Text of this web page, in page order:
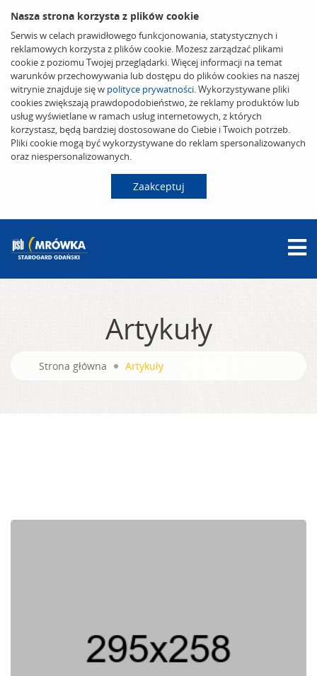
Nasza strona korzysta z plików cookie
Serwis w celach prawidłowego funkcjonowania, statystycznych i
reklamowych korzysta z plików cookie. Możesz zarządzać plikami
cookie z poziomu Twojej przeglądarki. Więcej informacji na temat
warunków przechowywania lub dostępu do plików cookies na naszej
witrynie znajduje się w polityce prywatności. Wykorzystywane pliki
cookies zwiększają prawdopodobieństwo, że reklamy produktów lub
usług wyświetlane w ramach usług internetowych, z których
korzystasz, będą bardziej dostosowane do Ciebie i Twoich potrzeb.
Pliki cookie mogą być wykorzystywane do reklam spersonalizowanych
oraz niespersonalizowanych.
Zaakceptuj
Artykuły
Strona główna Artykuły